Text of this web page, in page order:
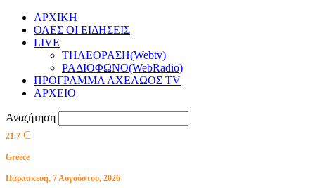
ΑΡΧΙΚΗ
ΟΛΕΣ ΟΙ ΕΙΔΗΣΕΙΣ
LIVE
ΤΗΛΕΟΡΑΣΗ(Webtv)
ΡΑΔΙΟΦΩΝΟ(WebRadio)
ΠΡΟΓΡΑΜΜΑ ΑΧΕΛΩΟΣ TV
ΑΡΧΕΙΟ
Αναζήτηση
21.7 C
Greece
Παρασκευή, 7 Αυγούστου, 2026